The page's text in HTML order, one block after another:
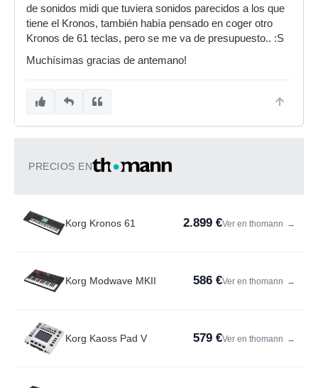
de sonidos midi que tuviera sonidos parecidos a los que
tiene el Kronos, también había pensado en coger otro
Kronos de 61 teclas, pero se me va de presupuesto.. :S
Muchísimas gracias de antemano!
PRECIOS EN
Korg Kronos 61 2.899 €Ver en thomann →
Korg Modwave MKII 586 €Ver en thomann →
Korg Kaoss Pad V 579 €Ver en thomann →